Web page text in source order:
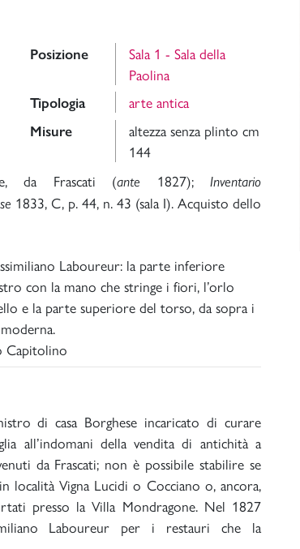
Posizione
Sala 1 - Sala della
Paolina
Tipologia arte antica
Misure
altezza senza plinto cm
144
da Frascati (ante 1827); Inventario
1833, C, p. 44, n. 43 (sala I). Acquisto dello
Laboureur: la parte inferiore
con la mano che stringe i fiori, l’orlo
e la parte superiore del torso, da sopra i
Capitolino
di casa Borghese incaricato di curare
all’indomani della vendita di antichità a
da Frascati; non è possibile stabilire se
località Vigna Lucidi o Cocciano o, ancora,
presso la Villa Mondragone. Nel 1827
Laboureur per i restauri che la